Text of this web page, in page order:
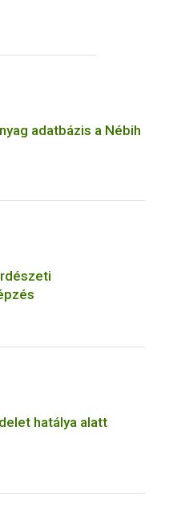
adatbázis a Nébih
hatálya alatt